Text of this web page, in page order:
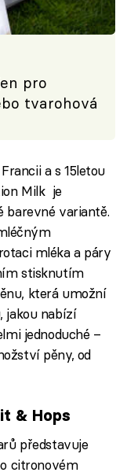
pro
tvarohová
a s 15letou
Milk je
barevné variantě.
mléka a páry
stisknutím
která umožní
jakou nabízí
jednoduché –
pěny, od
& Hops
představuje
citronovém